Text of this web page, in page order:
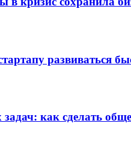
развиваться
как сделать